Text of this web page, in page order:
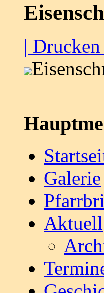
| Drucken
Galerie
Aktuell